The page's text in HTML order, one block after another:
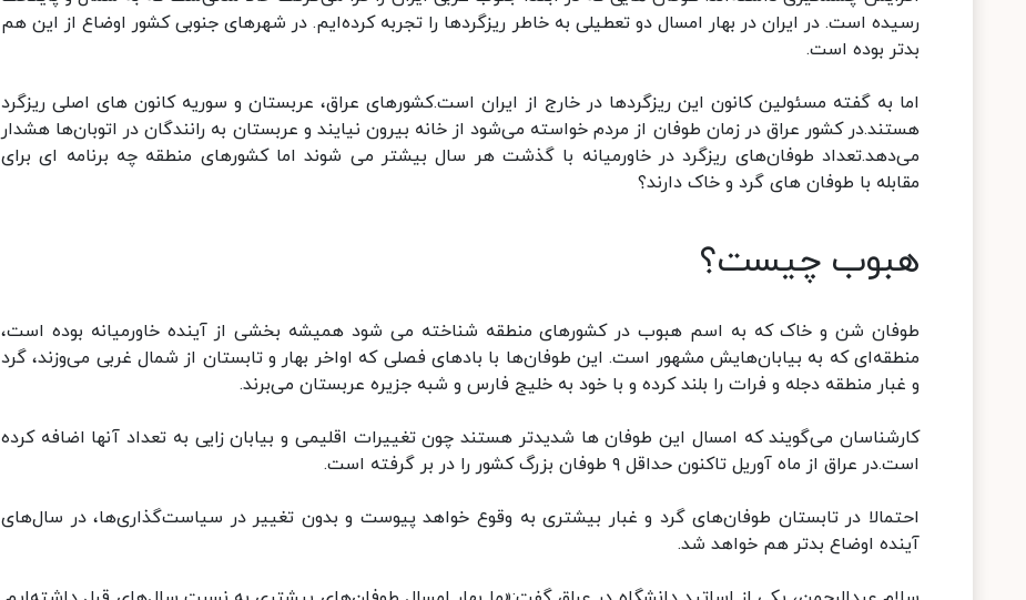
رسیده است. در ایران در بهار امسال دو تعطیلی به خاطر ریزگردها را تجربه کرده‌ایم. در شهرهای جنوبی کشور اوضاع از این هم
بدتر بوده است.
اما به گفته مسئولین کانون این ریزگردها در خارج از ایران است.کشورهای عراق، عربستان و سوریه کانون های اصلی ریزگرد
هستند.در کشور عراق در زمان طوفان از مردم خواسته می‌شود از خانه بیرون نیایند و عربستان به رانندگان در اتوبان‌ها هشدار
می‌دهد.تعداد طوفان‌های ریزگرد در خاورمیانه با گذشت هر سال بیشتر می شوند اما کشورهای منطقه چه برنامه ای برای
مقابله با طوفان های گرد و خاک دارند؟
هبوب چیست؟
طوفان شن و خاک که به اسم هبوب در کشورهای منطقه شناخته می شود همیشه بخشی از آینده خاورمیانه بوده است،
منطقه‌ای که به بیابان‌هایش مشهور است. این طوفان‌ها با بادهای فصلی که اواخر بهار و تابستان از شمال غربی می‌وزند، گرد
و غبار منطقه دجله و فرات را بلند کرده و با خود به خلیج فارس و شبه جزیره عربستان می‌برند.
کارشناسان می‌گویند که امسال این طوفان ها شدیدتر هستند چون تغییرات اقلیمی و بیابان زایی به تعداد آنها اضافه کرده
است.در عراق از ماه آوریل تاکنون حداقل ۹ طوفان بزرگ کشور را در بر گرفته است.
احتمالا در تابستان طوفان‌های گرد و غبار بیشتری به وقوع خواهد پیوست و بدون تغییر در سیاست‌گذاری‌ها، در سال‌های
آینده اوضاع بدتر هم خواهد شد.